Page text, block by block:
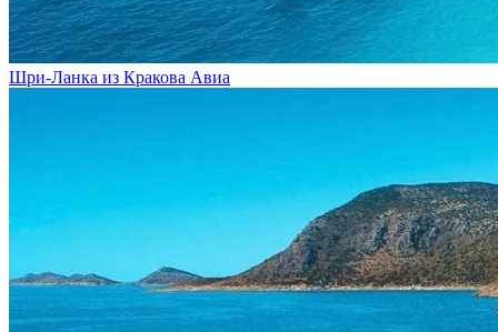
Шри-Ланка из Кракова Авиа